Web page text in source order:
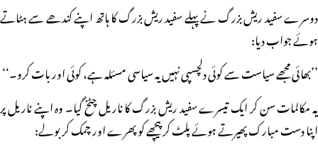
دوسرے سفید ریش بزرگ نے پہلے سفید ریش بزرگ کا ہاتھ اپنے کندھے سے ہٹاتے
ہوئے جواب دیا:
’’بھائی مجھے سیاست سے کوئی دلچسپی نہیں یہ سیاسی مسئلہ ہے، کوئی اور بات کرو۔‘‘
یہ مکالمات سن کر ایک تیسرے سفید ریش بزرگ کا ناریل چٹخ گیا۔ وہ اپنے ناریل پر
اپنا دست مبارک پھیرتے ہوئے پلٹ کر پیچھے کو پھرے اور چمک کر بولے: